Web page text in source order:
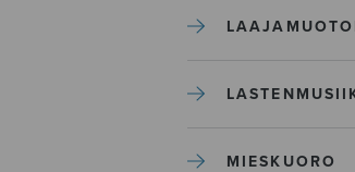
MIESKUORO